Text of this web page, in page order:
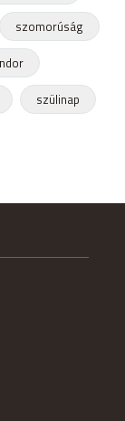
szomorúság
szülinap